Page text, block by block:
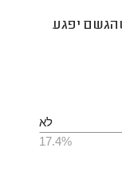
יפגע
לא
17.4%